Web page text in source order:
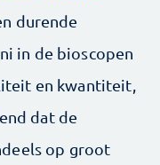
durende
in de bioscopen
en kwantiteit,
dat de
op groot